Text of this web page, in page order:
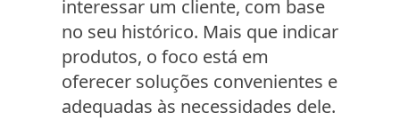
interessar um cliente, com base
no seu histórico. Mais que indicar
produtos, o foco está em
oferecer soluções convenientes e
adequadas às necessidades dele.